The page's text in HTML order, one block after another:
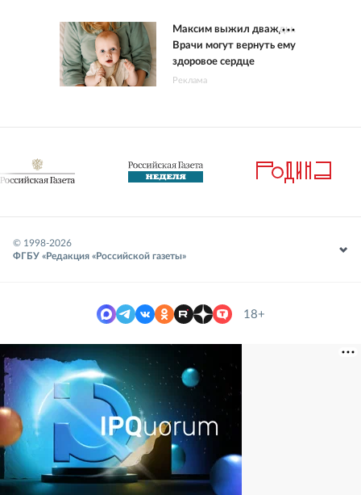
Максим выжил дважды.
Врачи могут вернуть ему
здоровое сердце
Реклама
© 1998-2026
ФГБУ «Редакция «Российской газеты»
18+